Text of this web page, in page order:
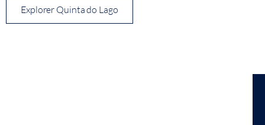
Explorer Quinta do Lago